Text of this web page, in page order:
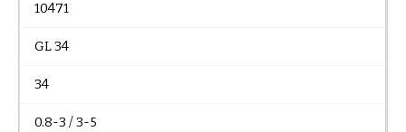
10471
GL 34
34
0.8-3 / 3-5